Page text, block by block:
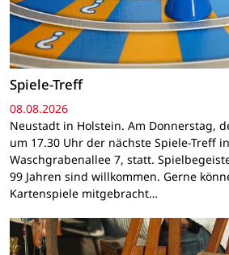
Spiele-Treff
08.08.2026
Neustadt in Holstein. Am Donnerstag,
um 17.30 Uhr der nächste Spiele-Treff
Waschgrabenallee 7, statt.
99 Jahren sind willkommen. Gerne
Kartenspiele mitgebracht…